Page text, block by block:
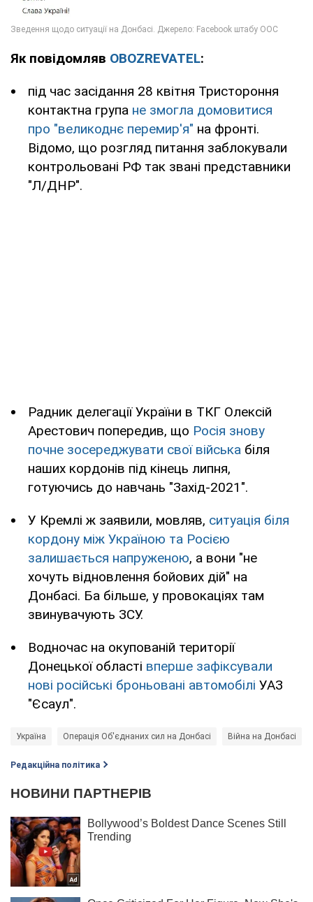
Як повідомляв OBOZREVATEL:
під час засідання 28 квітня Тристороння
контактна група не змогла домовитися
про "великоднє перемир'я" на фронті.
Відомо, що розгляд питання заблокували
контрольовані РФ так звані представники
"Л/ДНР".
Радник делегації України в ТКГ Олексій
Арестович попередив, що Росія знову
почне зосереджувати свої війська біля
наших кордонів під кінець липня,
готуючись до навчань "Захід-2021".
У Кремлі ж заявили, мовляв, ситуація біля
кордону між Україною та Росією
залишається напруженою, а вони "не
хочуть відновлення бойових дій" на
Донбасі. Ба більше, у провокаціях там
звинувачують ЗСУ.
Водночас на окупованій території
Донецької області вперше зафіксували
нові російські броньовані автомобілі УАЗ
"Єсаул".
Україна Операція Об'єднаних сил на Донбасі Війна на Донбасі
Редакційна політика